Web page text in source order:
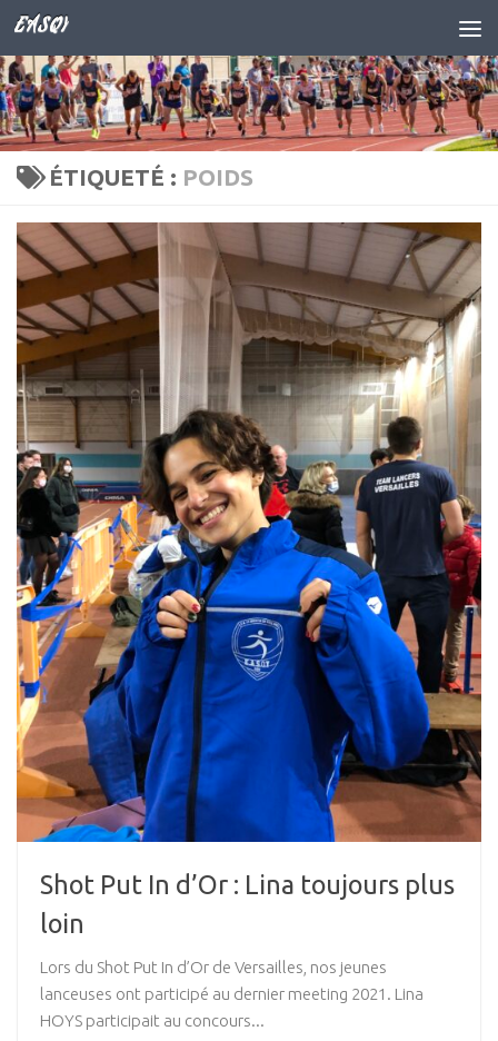
Skip to content
EASQY
ÉTIQUETÉ : POIDS
Shot Put In d’Or : Lina toujours plus
loin
Lors du Shot Put In d’Or de Versailles, nos jeunes
lanceuses ont participé au dernier meeting 2021. Lina
HOYS participait au concours...